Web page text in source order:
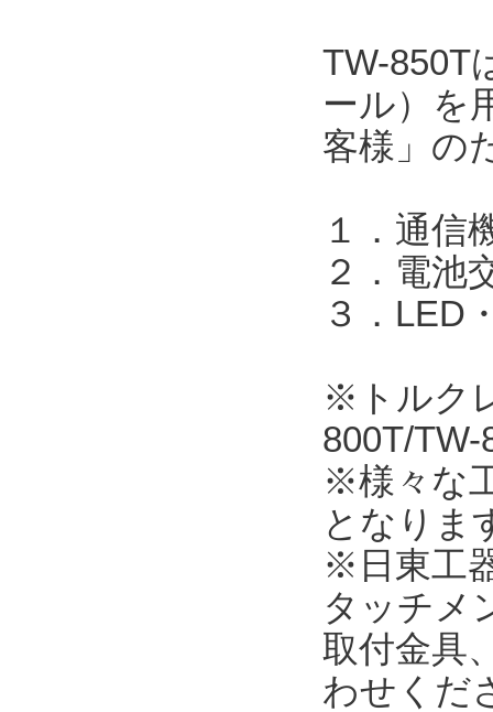
TW-850T
ール）を
客様」の
１．通信
２．電池
３．LED
※トルク
800T/
※様々な
となりま
※日東工
タッチメ
取付金具
わせくだ